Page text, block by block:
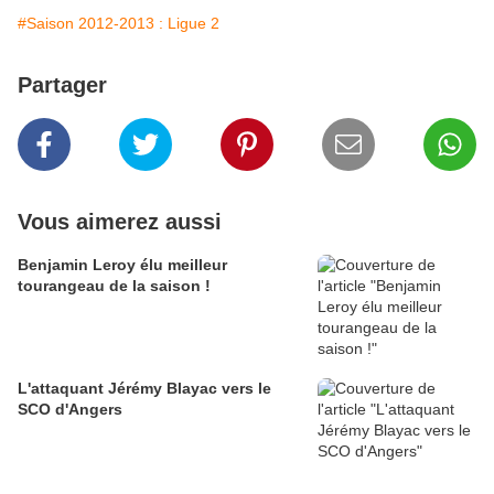
#Saison 2012-2013 : Ligue 2
Partager
Vous aimerez aussi
Benjamin Leroy élu meilleur
tourangeau de la saison !
L'attaquant Jérémy Blayac vers le
SCO d'Angers